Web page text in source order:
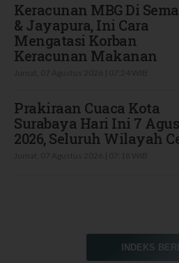
Keracunan MBG Di
& Jayapura, Ini Cara
Mengatasi Korban
Keracunan Makanan
Prakiraan Cuaca Kota
Surabaya Hari Ini 7
2026, Seluruh Wilayah
INDEKS